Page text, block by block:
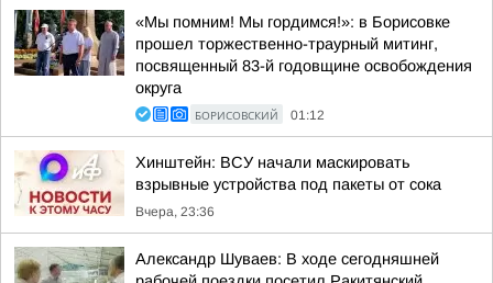
«Мы помним! Мы гордимся!»: в Борисовке
прошел торжественно-траурный митинг,
посвященный 83-й годовщине освобождения
округа
БОРИСОВСКИЙ 01:12
Хинштейн: ВСУ начали маскировать
взрывные устройства под пакеты от сока
Вчера, 23:36
Александр Шуваев: В ходе сегодняшней